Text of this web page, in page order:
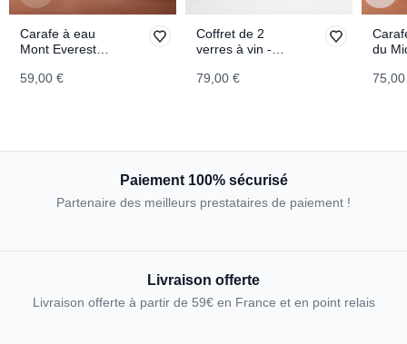
Carafe à eau
Mont Everest
59,00 €
Coffret de 2
verres à vin -
Cime di
79,00 €
du
Paiement 100% sécurisé
Partenaire des meilleurs prestataires de paiement !
Livraison offerte
Livraison offerte à partir de 59€ en France et en point relais